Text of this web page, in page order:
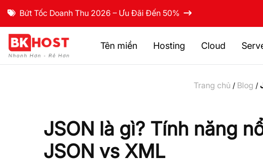
Bứt Tốc Doanh Thu 2026 – Ưu Đãi Đến 50%
Tên miền Hosting Cloud
Trang chủ / Blog /
JSON là gì? Tính năng
JSON vs XML